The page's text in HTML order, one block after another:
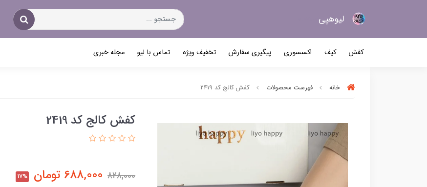
لیو‌هپی
کفش کیف اکسسوری پیگیری سفارش تخفیف ویژه تماس با لیو مجله خبری
خانه فهرست محصولات کفش کالج کد 2419
کفش کالج کد 2419
828,000
688,000 تومان 17%